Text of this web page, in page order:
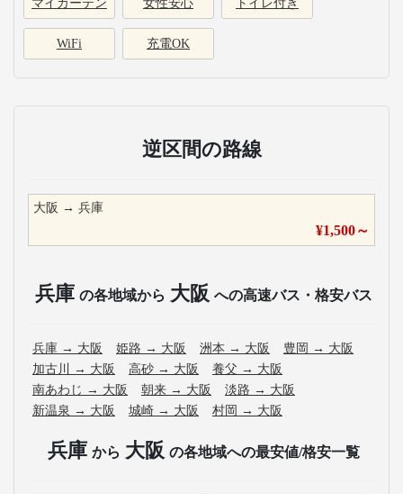
マイカーテン 女性安心 トイレ付き
WiFi 充電OK
逆区間の路線
大阪 → 兵庫
¥1,500～
兵庫 の各地域から 大阪 への高速バス・格安バス
兵庫 → 大阪 姫路 → 大阪 洲本 → 大阪 豊岡 → 大阪
加古川
→ 大阪 高砂 → 大阪 養父 → 大阪
南あわじ → 大阪 朝来 → 大阪 淡路 → 大阪
新温泉 → 大阪 城崎 → 大阪 村岡 → 大阪
兵庫 から 大阪 の各地域への最安値/格安一覧